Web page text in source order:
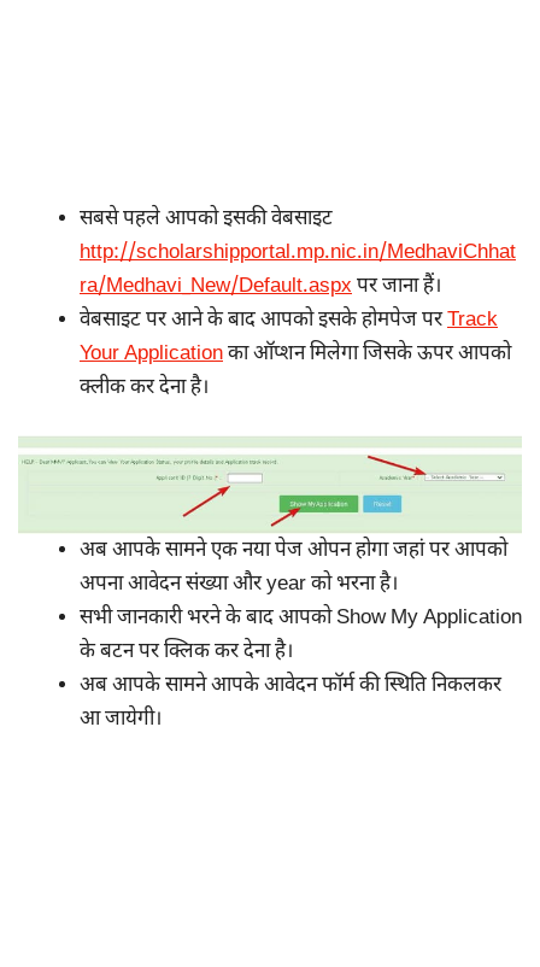
सबसे पहले आपको इसकी वेबसाइट
http://scholarshipportal.mp.nic.in/MedhaviChhat
ra/Medhavi_New/Default.aspxपर जाना हैं।
वेबसाइट पर आने के बाद आपको इसके होमपेज परTrack
Your Applicationका ऑप्शन मिलेगा जिसके ऊपर आपको
क्लीक कर देना है।
अब आपके सामने एक नया पेज ओपन होगा जहां पर आपको
अपना आवेदन संख्या और year को भरना है।
सभी जानकारी भरने के बाद आपको Show My Application
के बटन पर क्लिक कर देना है।
अब आपके सामने आपके आवेदन फॉर्म की स्थिति निकलकर
आ जायेगी।